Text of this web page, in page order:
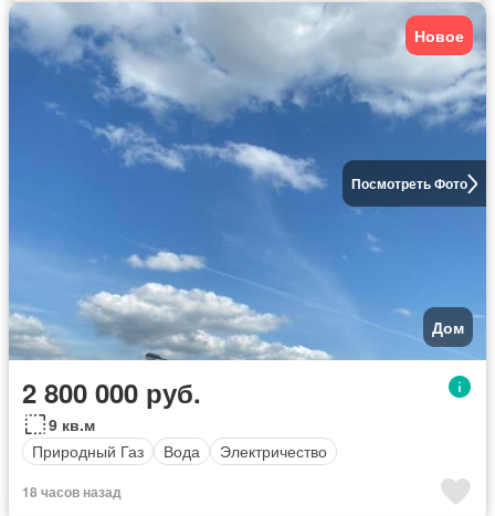
Посмотреть Фото
Новое
Дом
2 800 000 руб.
9 кв.м
Природный Газ
Вода Электричество
18 часов назад